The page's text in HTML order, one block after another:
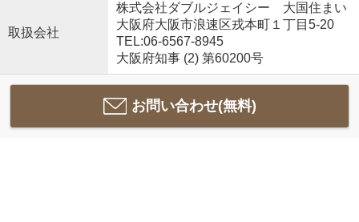
取扱会社
株式会社ダブルジェイシー 大国住まい
大阪府大阪市浪速区戎本町１丁目5-20
TEL:06-6567-8945
大阪府知事 (2) 第60200号
お問い合わせ(無料)